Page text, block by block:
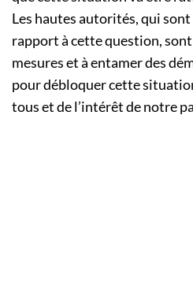
Les hautes autorités, qui
rapport à cette question,
mesures et à entamer des
pour débloquer cette
tous et de l’intérêt de notre